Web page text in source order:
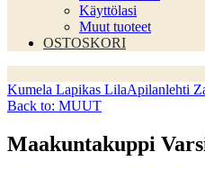
Käyttölasi
Muut tuoteet
OSTOSKORI
Kumela Lapikas LilaApilanlehti
Back to: MUUT
Maakuntakuppi